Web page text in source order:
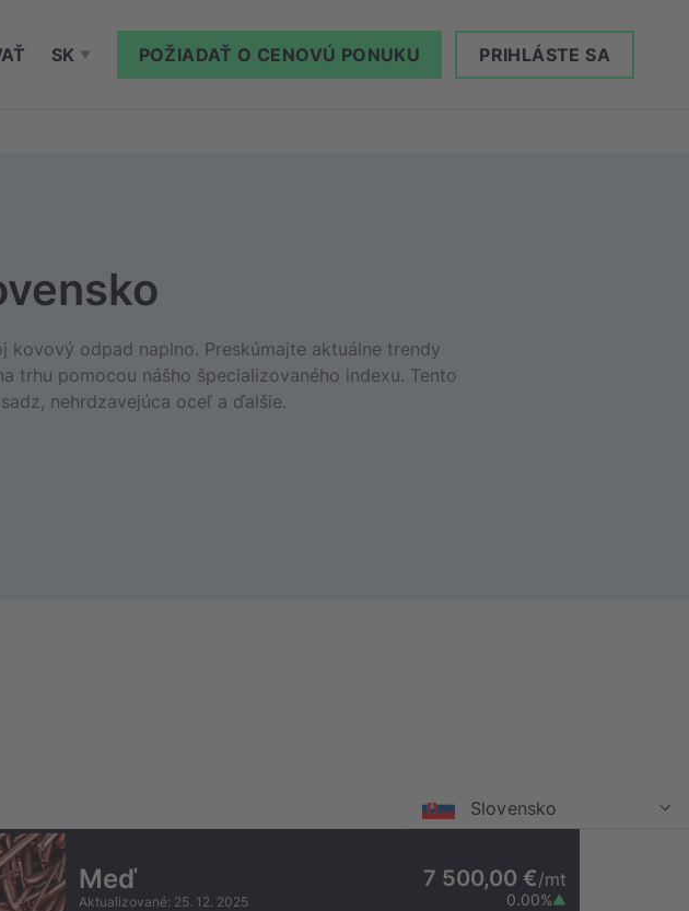
SK POŽIADAŤ O CENOVÚ PONUKU PRIHLÁSTE SA
odpad naplno. Preskúmajte aktuálne trendy
trhu pomocou nášho špecializovaného indexu. Tento
nehrdzavejúca oceľ a ďalšie.
Slovensko
Meď
Aktualizované: 25. 12. 2025
7 500,00 €/mt
0.00%